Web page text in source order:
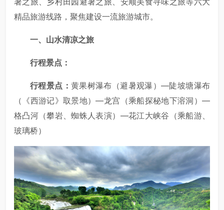
精品旅游线路，聚焦建设一流旅游城市。
一、山水清凉之旅
行程景点：
行程景点： 黄果树瀑布（避暑观瀑）—陡坡塘瀑布
（《西游记》取景地）—龙宫（乘船探秘地下溶洞）—
格凸河（攀岩、蜘蛛人表演）—花江大峡谷（乘船游、
玻璃桥）